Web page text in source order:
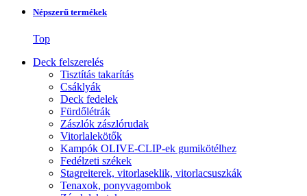
Népszerű termékek
Top
Deck felszerelés
Tisztítás takarítás
Csáklyák
Deck fedelek
Fürdőlétrák
Zászlók zászlórudak
Vitorlalekötők
Kampók OLIVE-CLIP-ek gumikötélhez
Fedélzeti székek
Stagreiterek, vitorlaseklik, vitorlacsuszkák
Tenaxok, ponyvagombok